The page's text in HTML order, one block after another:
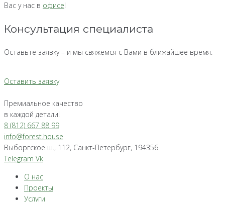
Вас у нас в офисе!
Консультация специалиста
Оставьте заявку – и мы свяжемся с Вами в ближайшее время.
Оставить заявку
Премиальное качество
в каждой детали!
8 (812) 667 88 99
info@forest.house
Выборгское ш., 112, Санкт-Петербург, 194356
Telegram Vk
О нас
Проекты
Услуги